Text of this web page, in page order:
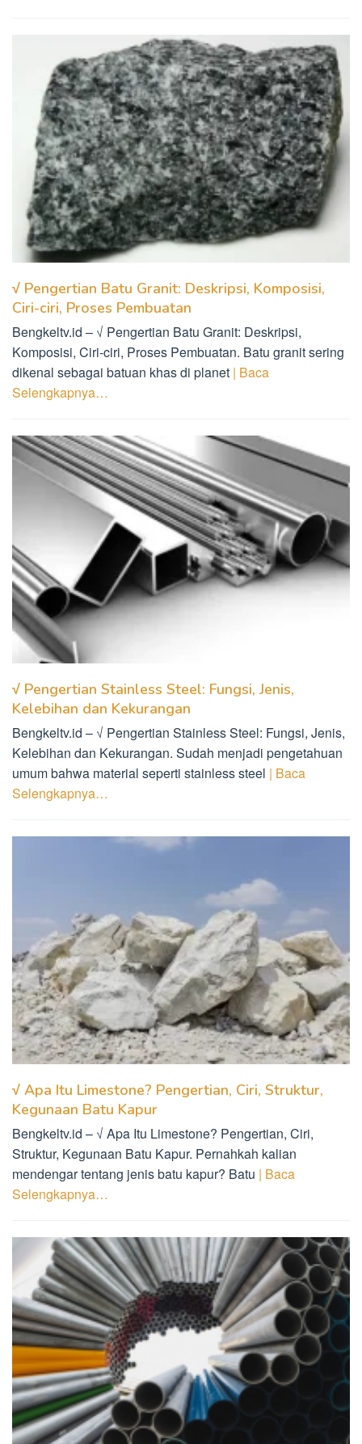
√ Pengertian Batu Granit: Deskripsi, Komposisi,
Ciri-ciri, Proses Pembuatan
Bengkeltv.id – √ Pengertian Batu Granit: Deskripsi,
Komposisi, Ciri-ciri, Proses Pembuatan. Batu granit sering
dikenal sebagai batuan khas di planet | Baca
Selengkapnya…
√ Pengertian Stainless Steel: Fungsi, Jenis,
Kelebihan dan Kekurangan
Bengkeltv.id – √ Pengertian Stainless Steel: Fungsi, Jenis,
Kelebihan dan Kekurangan. Sudah menjadi pengetahuan
umum bahwa material seperti stainless steel | Baca
Selengkapnya…
√ Apa Itu Limestone? Pengertian, Ciri, Struktur,
Kegunaan Batu Kapur
Bengkeltv.id – √ Apa Itu Limestone? Pengertian, Ciri,
Struktur, Kegunaan Batu Kapur. Pernahkah kalian
mendengar tentang jenis batu kapur? Batu | Baca
Selengkapnya…